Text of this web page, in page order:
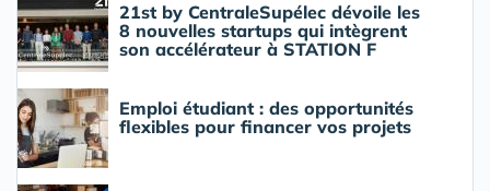
21st by CentraleSupélec dévoile les
8 nouvelles startups qui intègrent
son accélérateur à STATION F
Emploi étudiant : des opportunités
flexibles pour financer vos projets